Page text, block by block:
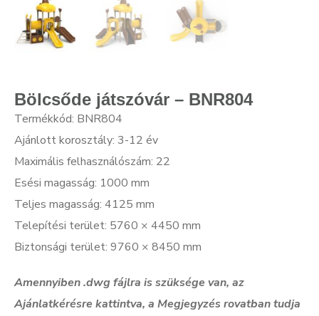
Bölcsőde játszóvár – BNR804
Termékkód: BNR804
Ajánlott korosztály: 3-12 év
Maximális felhasználószám: 22
Esési magasság: 1000 mm
Teljes magasság: 4125 mm
Telepítési terület: 5760 × 4450 mm
Biztonsági terület: 9760 × 8450 mm
Amennyiben .dwg fájlra is szüksége van, az
Ajánlatkérésre kattintva, a Megjegyzés rovatban tudja